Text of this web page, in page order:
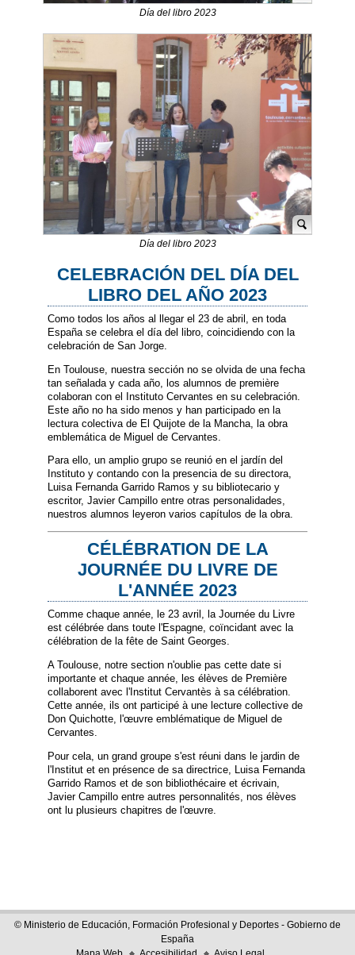
Día del libro 2023
Día del libro 2023
CELEBRACIÓN DEL DÍA DEL
LIBRO DEL AÑO 2023
Como todos los años al llegar el 23 de abril, en toda
España se celebra el día del libro, coincidiendo con la
celebración de San Jorge.
En Toulouse, nuestra sección no se olvida de una fecha
tan señalada y cada año, los alumnos de première
colaboran con el Instituto Cervantes en su celebración.
Este año no ha sido menos y han participado en la
lectura colectiva de El Quijote de la Mancha, la obra
emblemática de Miguel de Cervantes.
Para ello, un amplio grupo se reunió en el jardín del
Instituto y contando con la presencia de su directora,
Luisa Fernanda Garrido Ramos y su bibliotecario y
escritor, Javier Campillo entre otras personalidades,
nuestros alumnos leyeron varios capítulos de la obra.
CÉLÉBRATION DE LA
JOURNÉE DU LIVRE DE
L'ANNÉE 2023
Comme chaque année, le 23 avril, la Journée du Livre
est célébrée dans toute l'Espagne, coïncidant avec la
célébration de la fête de Saint Georges.
A Toulouse, notre section n'oublie pas cette date si
importante et chaque année, les élèves de Première
collaborent avec l'Institut Cervantès à sa célébration.
Cette année, ils ont participé à une lecture collective de
Don Quichotte, l'œuvre emblématique de Miguel de
Cervantes.
Pour cela, un grand groupe s'est réuni dans le jardin de
l'Institut et en présence de sa directrice, Luisa Fernanda
Garrido Ramos et de son bibliothécaire et écrivain,
Javier Campillo entre autres personnalités, nos élèves
ont lu plusieurs chapitres de l'œuvre.
© Ministerio de Educación, Formación Profesional y Deportes - Gobierno de
España